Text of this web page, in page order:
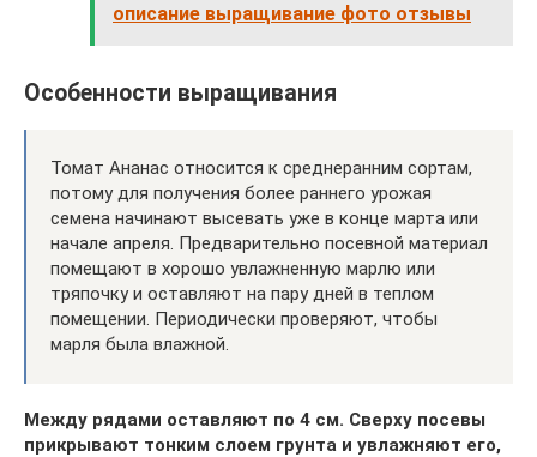
описание выращивание фото отзывы
Особенности выращивания
Томат Ананас относится к среднеранним сортам,
потому для получения более раннего урожая
семена начинают высевать уже в конце марта или
начале апреля. Предварительно посевной материал
помещают в хорошо увлажненную марлю или
тряпочку и оставляют на пару дней в теплом
помещении. Периодически проверяют, чтобы
марля была влажной.
Между рядами оставляют по 4 см. Сверху посевы
прикрывают тонким слоем грунта и увлажняют его,